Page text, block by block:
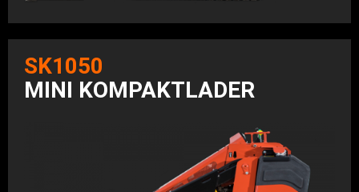
SK1050
MINI KOMPAKTLADER